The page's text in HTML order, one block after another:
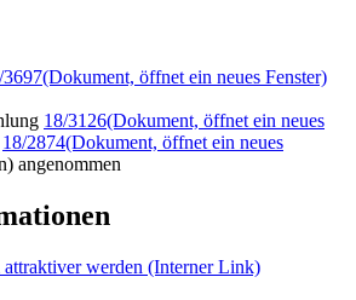
3697(Dokument, öffnet ein neues Fenster)
18/3126(Dokument, öffnet ein neues
18/2874(Dokument, öffnet ein neues
angenommen
werden (Interner Link)